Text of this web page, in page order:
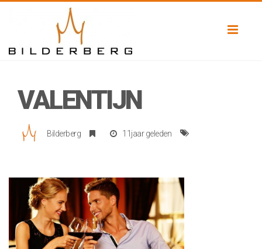
VALENTIJN
Bilderberg 11jaar geleden